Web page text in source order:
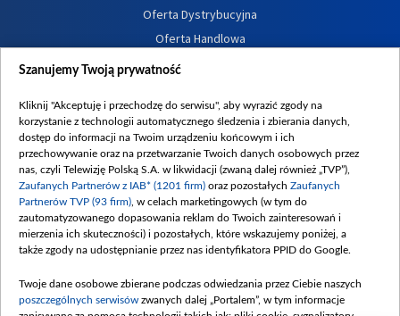
Oferta Dystrybucyjna
Oferta Handlowa
Dostępność
Procedura zgłoszeń wewnętrznych
Szanujemy Twoją prywatność
Kliknij "Akceptuję i przechodzę do serwisu", aby wyrazić zgody na
korzystanie z technologii automatycznego śledzenia i zbierania danych,
dostęp do informacji na Twoim urządzeniu końcowym i ich
przechowywanie oraz na przetwarzanie Twoich danych osobowych przez
nas, czyli Telewizję Polską S.A. w likwidacji (zwaną dalej również „TVP”),
Zaufanych Partnerów z IAB* (1201 firm) oraz pozostałych Zaufanych
Partnerów TVP (93 firm) , w celach marketingowych (w tym do
zautomatyzowanego dopasowania reklam do Twoich zainteresowań i
mierzenia ich skuteczności) i pozostałych, które wskazujemy poniżej, a
także zgody na udostępnianie przez nas identyfikatora PPID do Google.
Twoje dane osobowe zbierane podczas odwiedzania przez Ciebie naszych
poszczególnych serwisów zwanych dalej „Portalem”, w tym informacje